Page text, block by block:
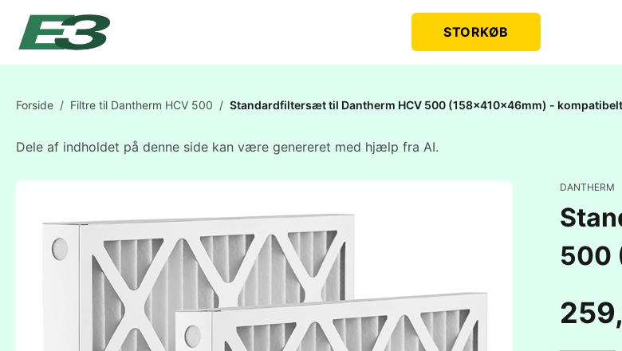
STORKØB
Forside / Filtre til Dantherm HCV 500 / Standardfiltersæt til Dantherm HCV 500 (158x410x46mm) - kompatibelt
Dele af indholdet på denne side kan være genereret med hjælp fra AI.
DANTHERM
500